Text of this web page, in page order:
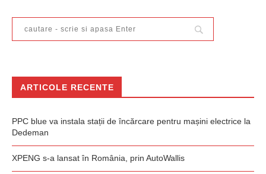
ARTICOLE RECENTE
PPC blue va instala stații de încărcare pentru mașini electrice la
Dedeman
XPENG s-a lansat în România, prin AutoWallis